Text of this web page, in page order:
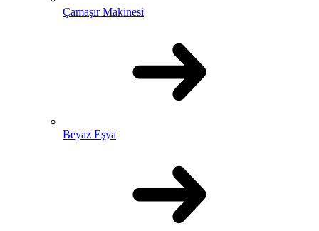
Çamaşır Makinesi
Beyaz Eşya